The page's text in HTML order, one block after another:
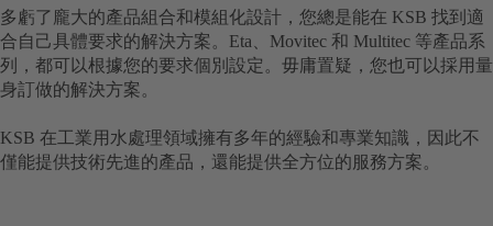
多虧了龐大的產品組合和模組化設計，您總是能在 KSB 找到適
合自己具體要求的解決方案。Eta、Movitec 和 Multitec 等產品系
列，都可以根據您的要求個別設定。毋庸置疑，您也可以採用量
身訂做的解決方案。
KSB 在工業用水處理領域擁有多年的經驗和專業知識，因此不
僅能提供技術先進的產品，還能提供全方位的服務方案。